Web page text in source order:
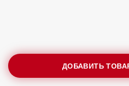
ДОБАВИТЬ